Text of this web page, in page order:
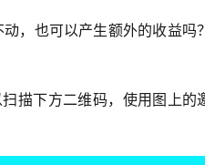
，也可以产生额外的收益
描下方二维码，使用图上